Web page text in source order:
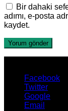
Bir dahaki
adımı, e-posta
kaydet.
Facebook
Twitter
Google
Email